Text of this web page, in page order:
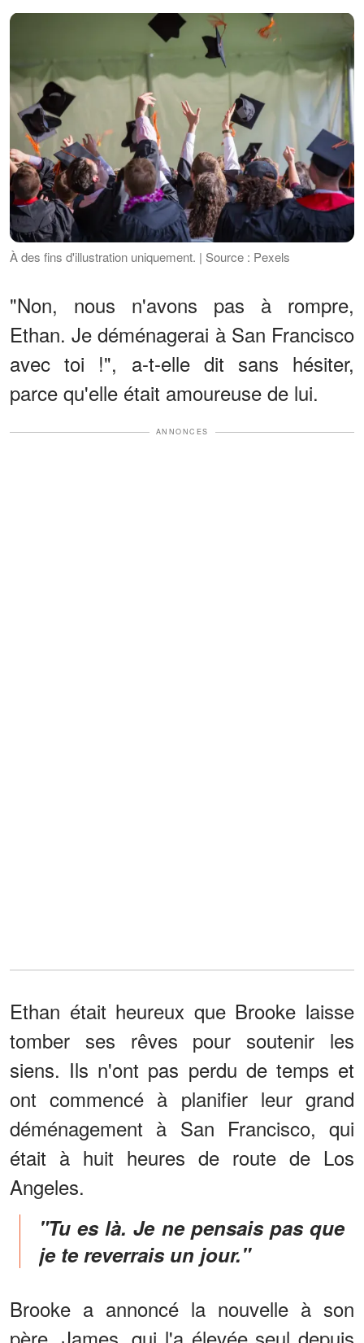
À des fins d'illustration uniquement. | Source : Pexels
"Non, nous n'avons pas à rompre,
Ethan. Je déménagerai à San Francisco
avec toi !", a-t-elle dit sans hésiter,
parce qu'elle était amoureuse de lui.
ANNONCES
Ethan était heureux que Brooke laisse
tomber ses rêves pour soutenir les
siens. Ils n'ont pas perdu de temps et
ont commencé à planifier leur grand
déménagement à San Francisco, qui
était à huit heures de route de Los
Angeles.
"Tu es là. Je ne pensais pas que
je te reverrais un jour."
Brooke a annoncé la nouvelle à son